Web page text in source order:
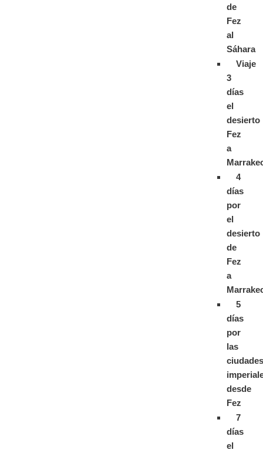
de
Fez
al
Sáhara
Viaje
3
días
el
desierto
Fez
a
4
días
por
el
desierto
de
Fez
a
5
días
por
las
ciudades
desde
Fez
7
días
el